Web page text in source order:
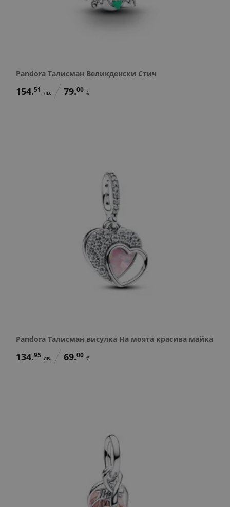
Pandora Талисман Великденски Стич
154.51 лв. 79.00 €
Pandora Талисман висулка На моята красива майка
134.95 лв. 69.00 €